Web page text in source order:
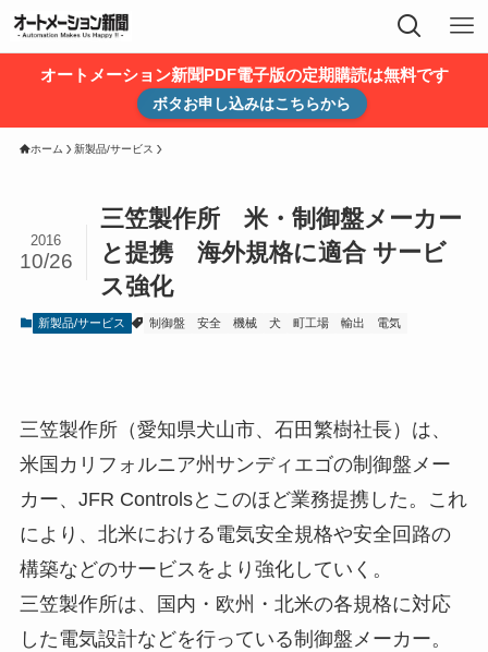
オートメーション新聞PDF電子版の定期購読は無料です
ボタお申し込みはこちらから
ホーム 新製品/サービス
三笠製作所 米・制御盤メーカー
と提携 海外規格に適合 サービ
ス強化
2016
10/26
新製品/サービス 制御盤 安全 機械 犬 町工場 輸出 電気
三笠製作所（愛知県犬山市、石田繁樹社長）は、
米国カリフォルニア州サンディエゴの制御盤メー
カー、JFR Controlsとこのほど業務提携した。これ
により、北米における電気安全規格や安全回路の
構築などのサービスをより強化していく。
三笠製作所は、国内・欧州・北米の各規格に対応
した電気設計などを行っている制御盤メーカー。